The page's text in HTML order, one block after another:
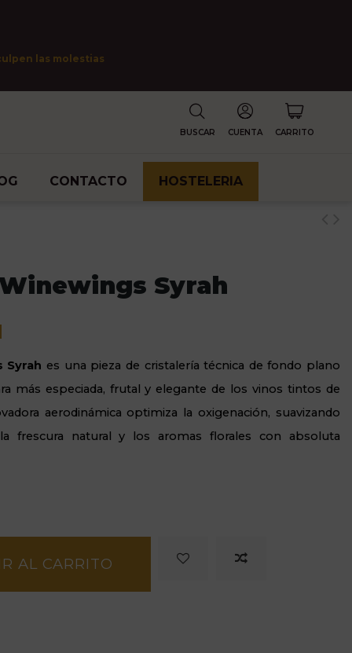
las molestias
BUSCAR CUENTA CARRITO
CONTACTO HOSTELERIA
Syrah
Syrah es una pieza de cristalería técnica de fondo plano
más especiada, frutal y elegante de los vinos tintos de
aerodinámica optimiza la oxigenación, suavizando
frescura natural y los aromas florales con absoluta
AL CARRITO